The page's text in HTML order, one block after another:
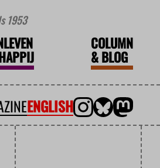
1953
COLUMN
&BLOG
ENGLISH